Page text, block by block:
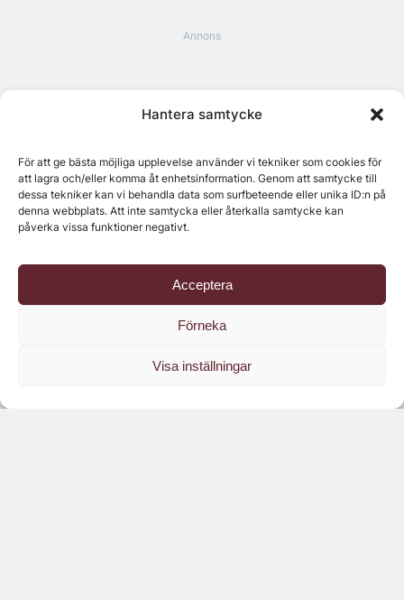
Hantera samtycke
För att ge bästa möjliga upplevelse använder vi tekniker som cookies för
att lagra och/eller komma åt enhetsinformation. Genom att samtycke till
dessa tekniker kan vi behandla data som surfbeteende eller unika ID:n på
denna webbplats. Att inte samtycka eller återkalla samtycke kan
påverka vissa funktioner negativt.
Acceptera
Förneka
Visa inställningar
Senaste numret